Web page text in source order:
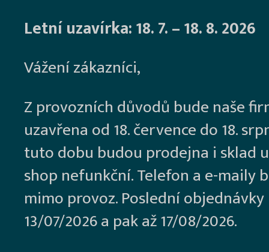
Letní uzavírka: 18. 7. – 18. 8. 2026
Vážení zákazníci,
Z provozních důvodů bude naše
uzavřena od 18. července do 18.
tuto dobu budou prodejna i sklad
shop nefunkční. Telefon a e-maily
mimo provoz. Poslední
13/07/2026 a pak až 17/08/2026.